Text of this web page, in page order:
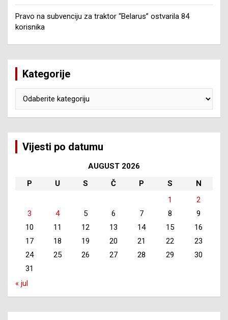
Pravo na subvenciju za traktor “Belarus” ostvarila 84
korisnika
Kategorije
Vijesti po datumu
AUGUST 2026
P
U S Č P S
N
1
2
3
4 5 6 7 8
9
10
11 12 13 14 15
16
17
18 19 20 21 22
23
24
25 26 27 28 29
30
31
« jul